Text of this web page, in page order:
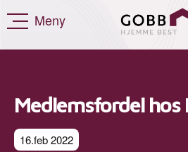
Meny
Medlemsfordel
16.feb 2022